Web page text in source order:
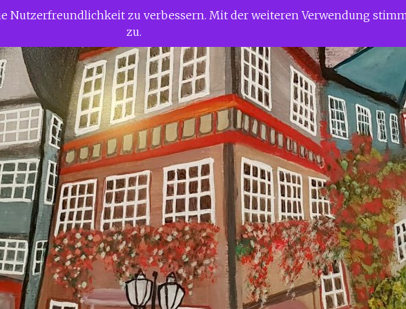
Nutzerfreundlichkeit zu verbessern. Mit der weiteren Verwendung
zu.